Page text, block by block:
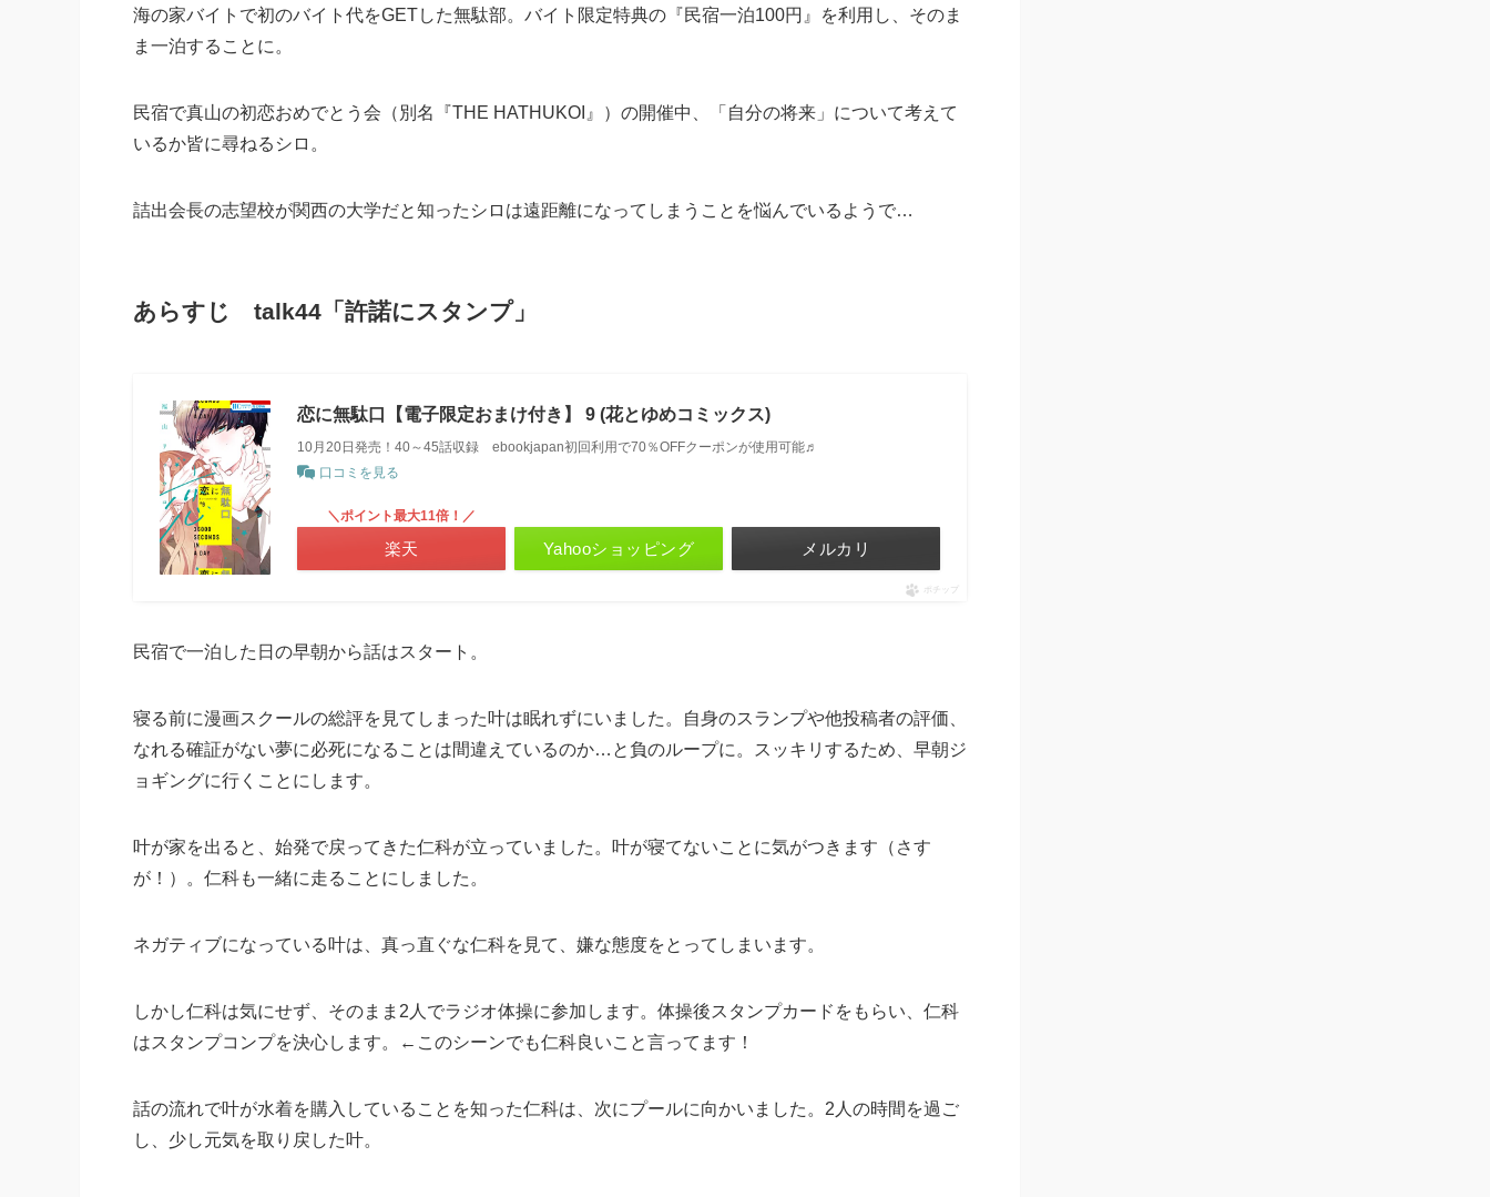
海の家バイトで初のバイト代をGETした無駄部。バイト限定特典の『民宿一泊100円』を利用し、そのま
ま一泊することに。
民宿で真山の初恋おめでとう会（別名『THE HATHUKOI』）の開催中、「自分の将来」について考えて
いるか皆に尋ねるシロ。
詰出会長の志望校が関西の大学だと知ったシロは遠距離になってしまうことを悩んでいるようで…
あらすじ talk44「許諾にスタンプ」
恋に無駄口【電子限定おまけ付き】 9 (花とゆめコミックス)
10月20日発売！40～45話収録 ebookjapan初回利用で70％OFFクーポンが使用可能♬
口コミを見る
＼ポイント最大11倍！／
楽天 Yahooショッピング メルカリ
ポチップ
民宿で一泊した日の早朝から話はスタート。
寝る前に漫画スクールの総評を見てしまった叶は眠れずにいました。自身のスランプや他投稿者の評価、
なれる確証がない夢に必死になることは間違えているのか…と負のループに。スッキリするため、早朝ジ
ョギングに行くことにします。
叶が家を出ると、始発で戻ってきた仁科が立っていました。叶が寝てないことに気がつきます（さす
が！）。仁科も一緒に走ることにしました。
ネガティブになっている叶は、真っ直ぐな仁科を見て、嫌な態度をとってしまいます。
しかし仁科は気にせず、そのまま2人でラジオ体操に参加します。体操後スタンプカードをもらい、仁科
はスタンプコンプを決心します。←このシーンでも仁科良いこと言ってます！
話の流れで叶が水着を購入していることを知った仁科は、次にプールに向かいました。2人の時間を過ご
し、少し元気を取り戻した叶。